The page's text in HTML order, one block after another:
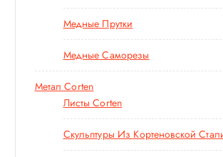
Медные Прутки
Медные Саморезы
Метал Corten
Листы Corten
Скульптуры Из Кортеновской